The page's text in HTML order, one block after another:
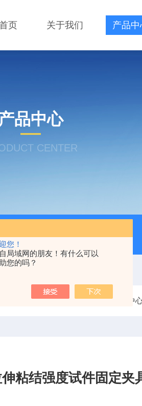
您！
局域网的朋友！有什么可以
您的吗？
页 关于我们 产品中
品中心
CENTER
模量试验装置
当前位置：首页 产品中
粘结强度试件固定夹